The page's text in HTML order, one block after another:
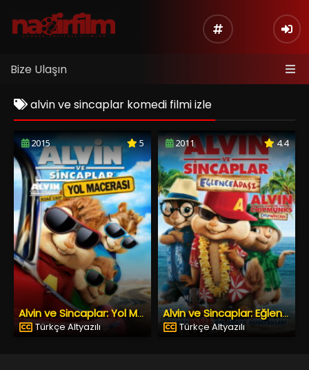
Bize Ulaşın
alvin ve sincaplar komedi filmi izle
2015 5
Alvin ve Sincaplar: Yol Macerası
Türkçe Altyazılı
2011 4.4
Alvin ve Sincaplar: Eğlence Adası
Türkçe Altyazılı